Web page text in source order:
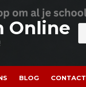
Online
BLOG CONTACT